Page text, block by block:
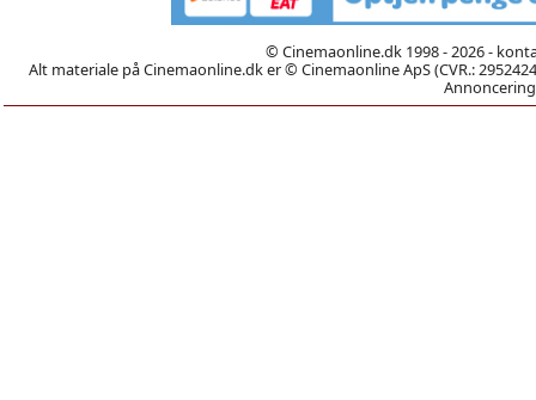
© Cinemaonline.dk 1998 - 2026 -
Alt materiale på Cinemaonline.dk er © Cinemaonline ApS (CVR.: